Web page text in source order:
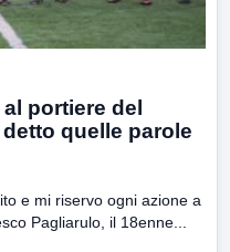
portiere del
quelle parole
e mi riservo ogni azione a
Pagliarulo, il 18enne...